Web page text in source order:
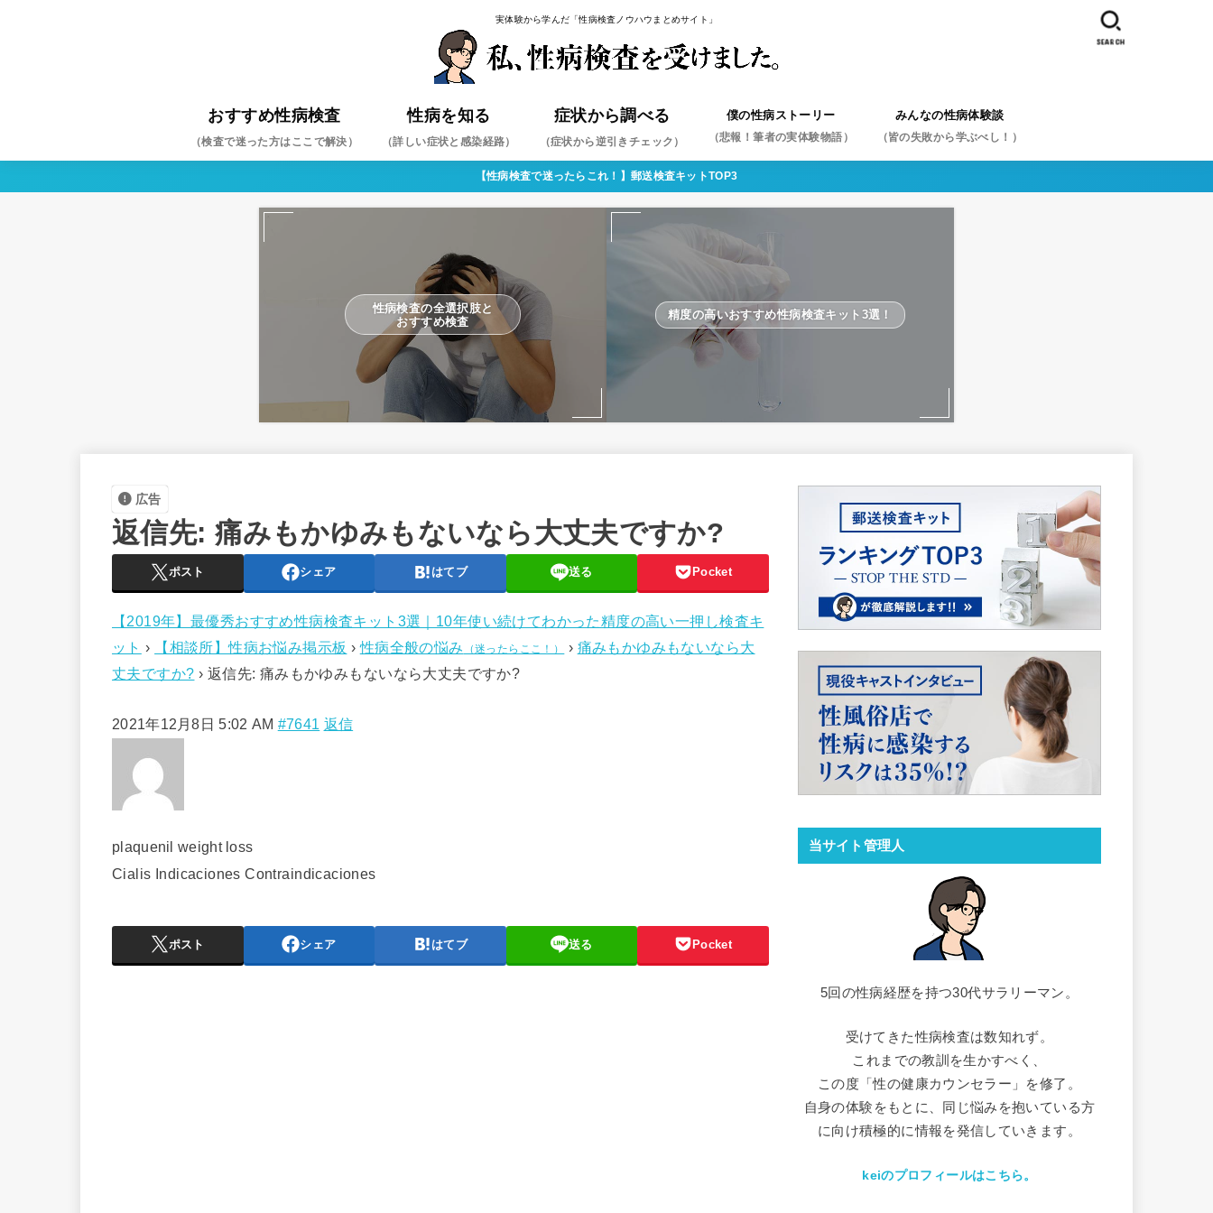
実体験から学んだ「性病検査ノウハウまとめサイト」
おすすめ性病検査
（検査で迷った方はここで解決）
性病を知る
（詳しい症状と感染経路）
（まずはこれを疑え！）
マイコプラズマ・ウレアプラズマ
症状から調べる
（症状から逆引きチェック）
僕の性病ストーリー
（悲報！筆者の実体験物語）
みんなの性病体験談
（皆の失敗から学ぶべし！）
SEARCH
【性病検査で迷ったらこれ！】郵送検査キットTOP3
性病検査の全選択肢と
おすすめ検査
精度の高いおすすめ性病検査キット3選！
広告
返信先: 痛みもかゆみもないなら大丈夫ですか?
ポスト シェア はてブ 送る Pocket
【2019年】最優秀おすすめ性病検査キット3選｜10年使い続けてわかった精度の高い一押し検査キ
ット › 【相談所】性病お悩み掲示板 › 性病全般の悩み （迷ったらここ！） › 痛みもかゆみもないなら大
丈夫ですか? › 返信先: 痛みもかゆみもないなら大丈夫ですか?
2021年12月8日 5:02 AM #7641 返信
plaquenil weight loss
Cialis Indicaciones Contraindicaciones
ポスト シェア はてブ 送る Pocket
当サイト管理人
5回の性病経歴を持つ30代サラリーマン。
受けてきた性病検査は数知れず。
これまでの教訓を生かすべく、
この度「性の健康カウンセラー」を修了。
自身の体験をもとに、同じ悩みを抱いている方
に向け積極的に情報を発信していきます。
keiのプロフィールはこちら。